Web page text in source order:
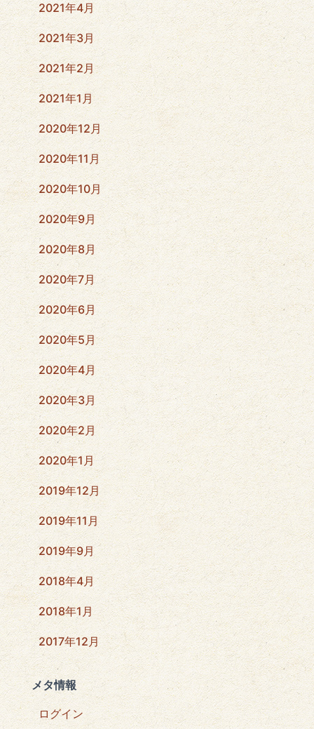
2021年4月
2021年3月
2021年2月
2021年1月
2020年12月
2020年11月
2020年10月
2020年9月
2020年8月
2020年7月
2020年6月
2020年5月
2020年4月
2020年3月
2020年2月
2020年1月
2019年12月
2019年11月
2019年9月
2018年4月
2018年1月
2017年12月
メタ情報
ログイン